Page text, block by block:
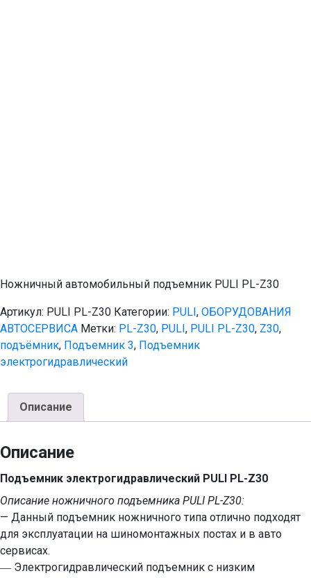
Ножничный автомобильный подъемник PULI PL-Z30
Артикул: PULI PL-Z30 Категории: PULI, ОБОРУДОВАНИЯ
АВТОСЕРВИСА Метки: PL-Z30, PULI, PULI PL-Z30, Z30,
подъёмник, Подъемник 3, Подъемник
электрогидравлический
Описание
Описание
Подъемник электрогидравлический PULI PL-Z30
Описание ножничного подъемника PULI PL-Z30:
— Данный подъемник ножничного типа отлично подходят
для эксплуатации на шиномонтажных постах и в авто
сервисах.
― Электрогидравлический подъемник с низким